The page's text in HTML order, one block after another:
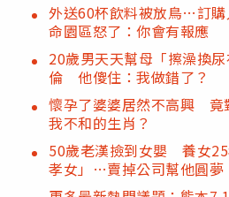
外送60杯飲料被放鳥…訂
命園區怒了：你會有報應
20歲男天天幫母「擦澡換
倫 他傻住：我做錯了？
懷孕了婆婆居然不高興 竟
我不和的生肖？
50歲老漢撿到女嬰 養女
孝女」…賣掉公司幫他圓夢